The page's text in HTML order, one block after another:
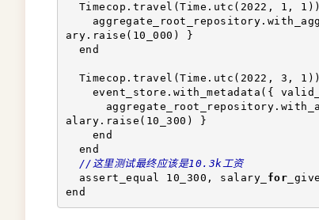
Timecop.travel(Time.utc(2022, 1,
ary.raise(10_000) }
end
Timecop.travel(Time.utc(2022, 3,
event_store.with_metadata({
alary.raise(10_300) }
end
end
//这里测试最终应该是10.3k工资
assert_equal 10_300, salary_ for
end